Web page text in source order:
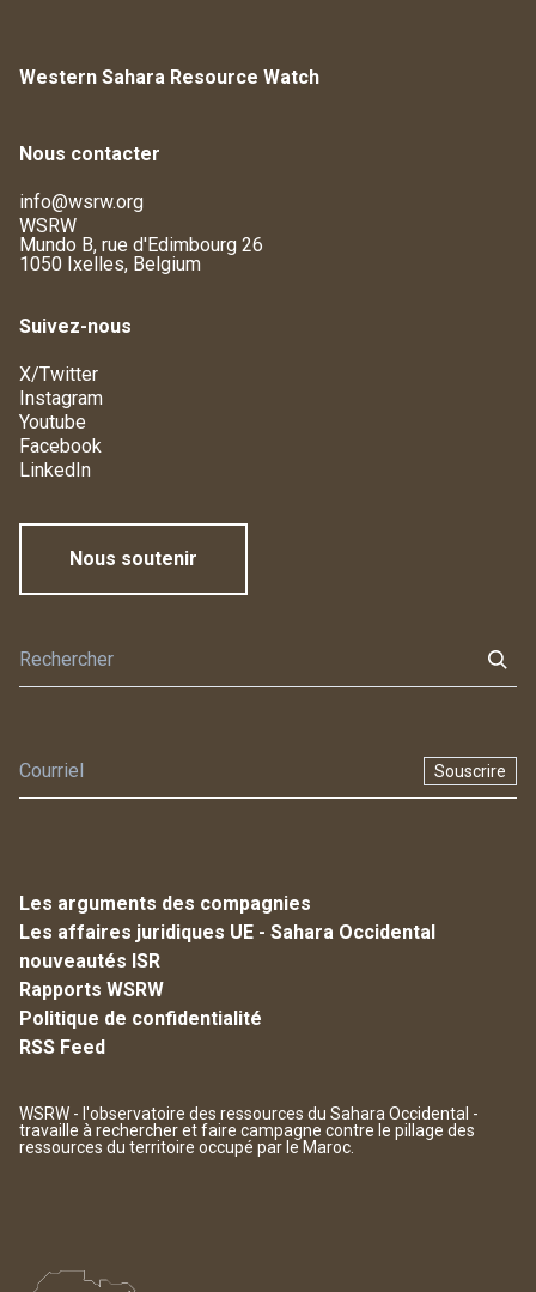
Western Sahara Resource Watch
Nous contacter
info@wsrw.org
WSRW
Mundo B, rue d'Edimbourg 26
1050 Ixelles, Belgium
Suivez-nous
X/Twitter
Instagram
Youtube
Facebook
LinkedIn
Nous soutenir
Souscrire
Les arguments des compagnies
Les affaires juridiques UE - Sahara Occidental
nouveautés ISR
Rapports WSRW
Politique de confidentialité
RSS Feed
WSRW - l'observatoire des ressources du Sahara Occidental -
travaille à rechercher et faire campagne contre le pillage des
ressources du territoire occupé par le Maroc.